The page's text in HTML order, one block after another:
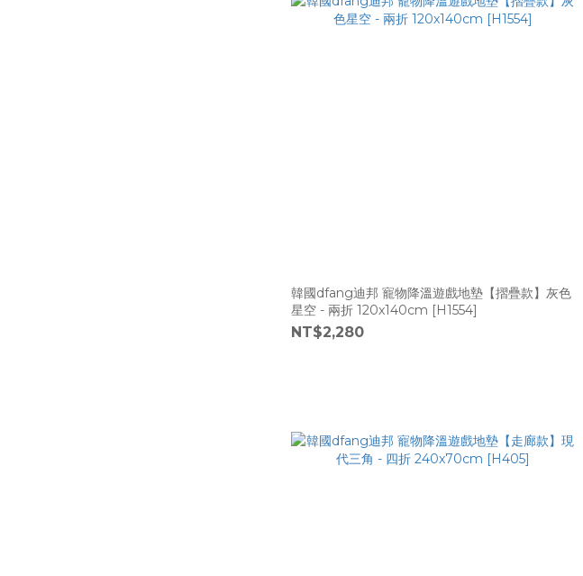
韓國dfang迪邦 寵物降溫遊戲地墊【摺疊款】灰色
星空 - 兩折 120x140cm [H1554]
NT$2,280